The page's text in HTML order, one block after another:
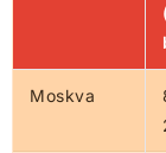
Moskva